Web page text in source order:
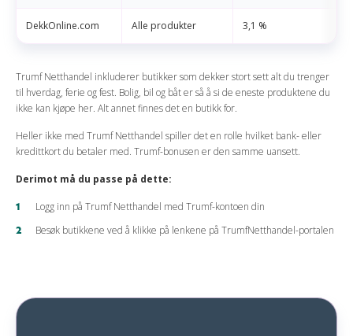
DekkOnline.com Alle produkter 3,1 %
Trumf Netthandel inkluderer butikker som dekker stort sett alt du trenger
til hverdag, ferie og fest. Bolig, bil og båt er så å si de eneste produktene du
ikke kan kjøpe her. Alt annet finnes det en butikk for.
Heller ikke med Trumf Netthandel spiller det en rolle hvilket bank- eller
kredittkort du betaler med. Trumf-bonusen er den samme uansett.
Derimot må du passe på dette:
Logg inn på Trumf Netthandel med Trumf-kontoen din
Besøk butikkene ved å klikke på lenkene på TrumfNetthandel-portalen